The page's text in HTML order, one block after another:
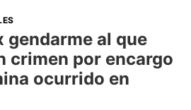
gendarme al que
crimen por encargo
ocurrido en